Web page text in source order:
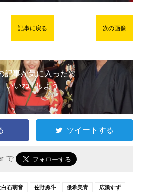
記事に戻る 次の画像
記事が気に入ったら
いいね ! しよう
ツイートする
で
白石萌音 佐野勇斗 優希美青
広瀬すず